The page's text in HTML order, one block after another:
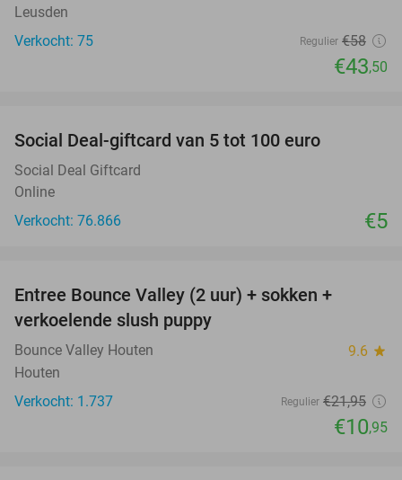
Leusden
Verkocht: 75
Regulier €58
€43,50
Social Deal-giftcard van 5 tot 100 euro
Social Deal Giftcard
Online
Verkocht: 76.866
€5
Entree Bounce Valley (2 uur) + sokken +
verkoelende slush puppy
Bounce Valley Houten 9.6 star
Houten
Verkocht: 1.737
Regulier €21,95
€10,95